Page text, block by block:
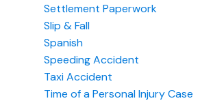
Settlement Paperwork
Slip & Fall
Spanish
Speeding Accident
Taxi Accident
Time of a Personal Injury Case